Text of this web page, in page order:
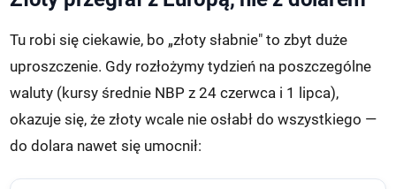
Tu robi się ciekawie, bo „złoty słabnie" to zbyt duże
uproszczenie. Gdy rozłożymy tydzień na poszczególne
waluty (kursy średnie NBP z 24 czerwca i 1 lipca),
okazuje się, że złoty wcale nie osłabł do wszystkiego —
do dolara nawet się umocnił: